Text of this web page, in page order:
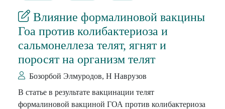
Влияние формалиновой вакцины
Гоа против колибактериоза и
сальмонеллеза телят, ягнят и
поросят на организм телят
Бозорбой Элмуродов, Н Наврузов
В статье в результате вакцинации телят
формалиновой вакциной ГОА против колибактериоза